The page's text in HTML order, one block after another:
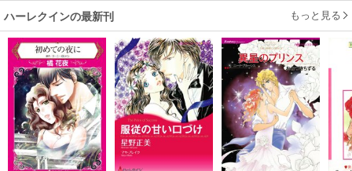
ハーレクインの最新刊 もっと見る